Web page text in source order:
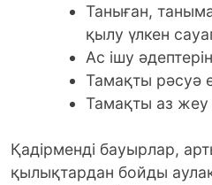
Таныған,
қылу үлкен
Ас ішу
Тамақты рәсуә
Тамақты аз жеу
Қадірменді бауырлар,
қылықтардан бойды